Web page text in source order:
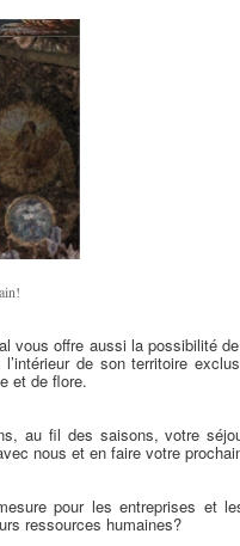
vous offre aussi la possibilité
de son territoire
et de flore.
au fil des saisons, votre
nous et en faire votre
pour les entreprises et
ressources humaines?